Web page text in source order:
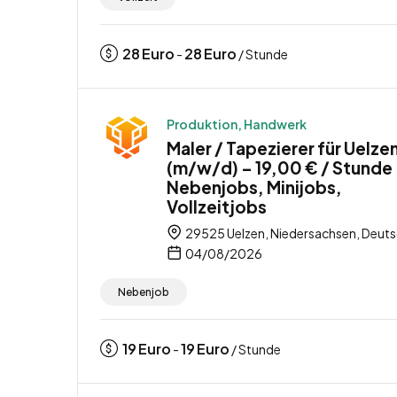
28Euro - 28Euro / Stunde
Produktion, Handwerk
Maler / Tapezierer für
(m/w/d) – 19,00 € / Stunde
Nebenjobs, Minijobs,
Vollzeitjobs
29525 Uelzen, Niedersachsen,
04/08/2026
Nebenjob
19Euro -19Euro / Stunde